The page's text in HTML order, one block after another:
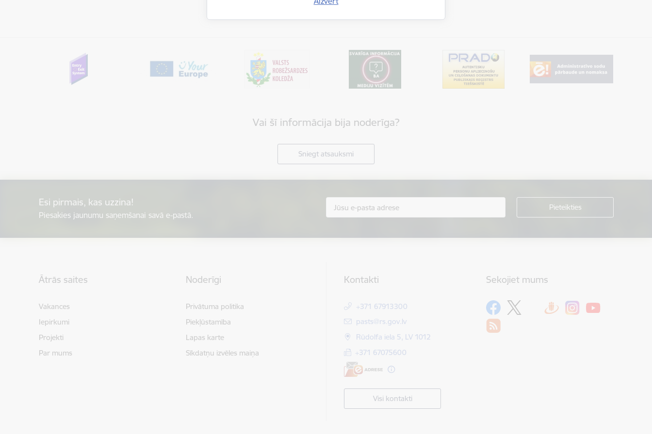
Vai šī informācija bija noderīga?
Sniegt atsauksmi
Esi pirmais, kas uzzina!
Piesakies jaunumu saņemšanai savā e-pastā.
Ātrās saites
Vakances
Iepirkumi
Projekti
Par mums
Noderīgi
Privātuma politika
Piekļūstamība
Lapas karte
Sīkdatņu izvēles maiņa
Kontakti
+371 67913300
E-pasts:
pasts@rs.gov.lv
Rūdolfa iela 5, LV 1012
+371 67075600
Visi kontakti
Sekojiet mums